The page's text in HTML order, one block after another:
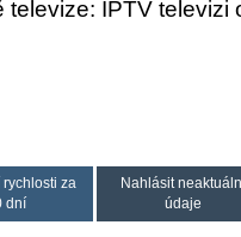
IPTV televizi
za
dní
Nahlásit
údaje